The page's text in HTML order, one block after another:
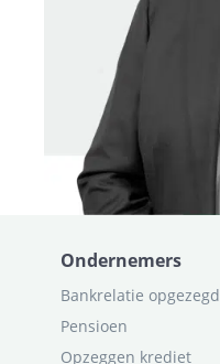
Ondernemers
Bankrelatie opgezegd
Pensioen
Opzeggen krediet